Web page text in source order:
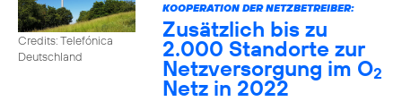
Credits: Telefónica
Deutschland
KOOPERATION DER NETZBETREIBER:
Zusätzlich bis zu
2.000 Standorte zur
Netzversorgung im O2
Netz in 2022